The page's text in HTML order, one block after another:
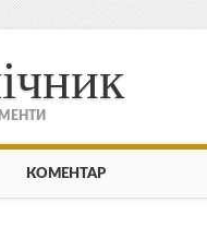
КОМЕНТАР